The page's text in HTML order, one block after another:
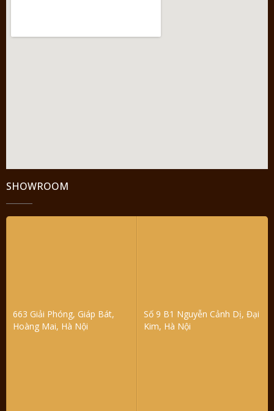
SHOWROOM
663 Giải Phóng, Giáp Bát,
Hoàng Mai, Hà Nội
Số 9 B1 Nguyễn Cảnh Dị, Đại
Kim, Hà Nội